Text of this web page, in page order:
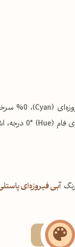
آبی فیروزه‌ای